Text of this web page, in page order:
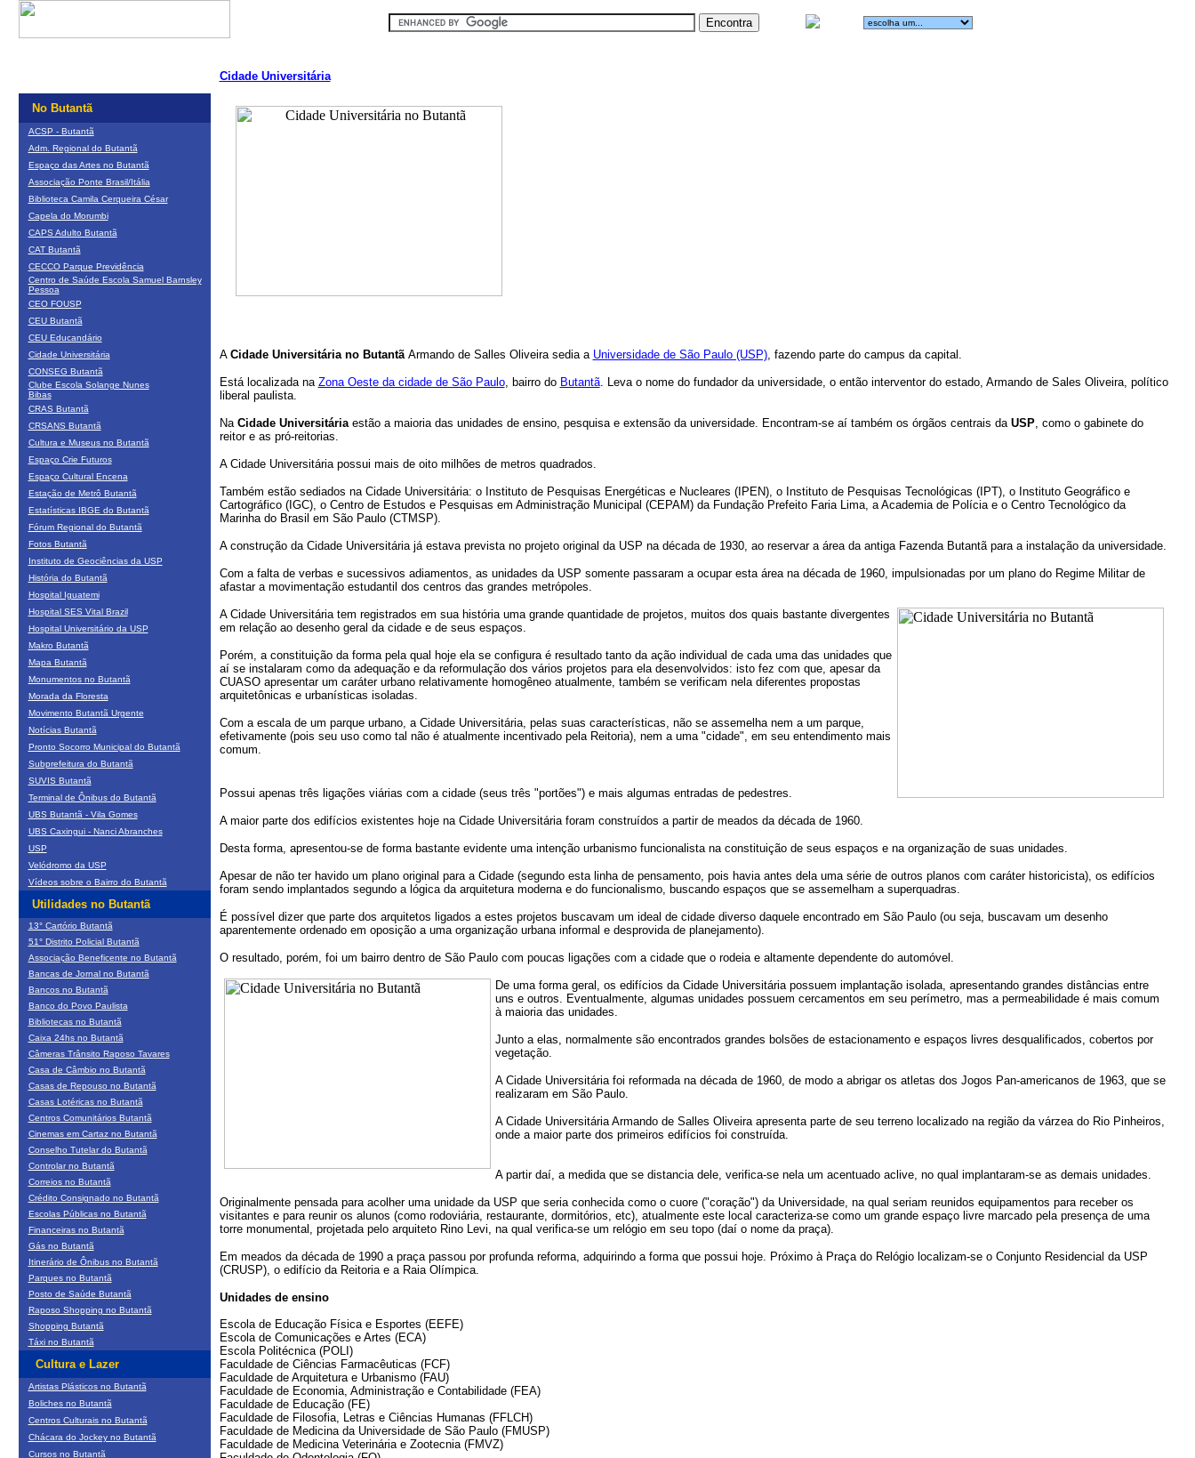
No Butantã
ACSP - Butantã
Adm. Regional do Butantã
Espaço das Artes no Butantã
Associação Ponte Brasil/Itália
Biblioteca Camila Cerqueira César
Capela do Morumbi
CAPS Adulto Butantã
CAT Butantã
CECCO Parque Previdência
Centro de Saúde Escola Samuel Barnsley
Pessoa
CEO FOUSP
CEU Butantã
CEU Educandário
Cidade Universitária
CONSEG Butantã
Clube Escola Solange Nunes
Bibas
CRAS Butantã
CRSANS Butantã
Cultura e Museus no Butantã
Espaço Crie Futuros
Espaço Cultural Encena
Estação de Metrô Butantã
Estatísticas IBGE do Butantã
Fórum Regional do Butantã
Fotos Butantã
Instituto de Geociências da USP
História do Butantã
Hospital Iguatemi
Hospital SES Vital Brazil
Hospital Universitário da USP
Makro Butantã
Mapa Butantã
Monumentos no Butantã
Morada da Floresta
Movimento Butantã Urgente
Notícias Butantã
Pronto Socorro Municipal do Butantã
Subprefeitura do Butantã
SUVIS Butantã
Terminal de Ônibus do Butantã
UBS Butantã - Vila Gomes
UBS Caxingui - Nanci Abranches
USP
Velódromo da USP
Vídeos sobre o Bairro do Butantã
Utilidades no Butantã
13° Cartório Butantã
51° Distrito Policial Butantã
Associação Beneficente no Butantã
Bancas de Jornal no Butantã
Bancos no Butantã
Banco do Povo Paulista
Bibliotecas no Butantã
Caixa 24hs no Butantã
Câmeras Trânsito Raposo Tavares
Casa de Câmbio no Butantã
Casas de Repouso no Butantã
Casas Lotéricas no Butantã
Centros Comunitários Butantã
Cinemas em Cartaz no Butantã
Conselho Tutelar do Butantã
Controlar no Butantã
Correios no Butantã
Crédito Consignado no Butantã
Escolas Públicas no Butantã
Financeiras no Butantã
Gás no Butantã
Itinerário de Ônibus no Butantã
Parques no Butantã
Posto de Saúde Butantã
Raposo Shopping no Butantã
Shopping Butantã
Táxi no Butantã
Cultura e Lazer
Artistas Plásticos no Butantã
Boliches no Butantã
Centros Culturais no Butantã
Chácara do Jockey no Butantã
Cursos no Butantã
Cidade Universitária
A Cidade Universitária no Butantã Armando de Salles Oliveira sedia a Universidade de São Paulo (USP), fazendo parte do campus da capital.
Está localizada na Zona Oeste da cidade de São Paulo, bairro do Butantã. Leva o nome do fundador da universidade, o então interventor do estado, Armando de Sales Oliveira, político
liberal paulista.
Na Cidade Universitáriaestão a maioria das unidades de ensino, pesquisa e extensão da universidade. Encontram-se aí também os órgãos centrais da USP, como o gabinete do
reitor e as pró-reitorias.
A Cidade Universitária possui mais de oito milhões de metros quadrados.
Também estão sediados na Cidade Universitária: o Instituto de Pesquisas Energéticas e Nucleares (IPEN), o Instituto de Pesquisas Tecnológicas (IPT), o Instituto Geográfico e
Cartográfico (IGC), o Centro de Estudos e Pesquisas em Administração Municipal (CEPAM) da Fundação Prefeito Faria Lima, a Academia de Polícia e o Centro Tecnológico da
Marinha do Brasil em São Paulo (CTMSP).
A construção da Cidade Universitária já estava prevista no projeto original da USP na década de 1930, ao reservar a área da antiga Fazenda Butantã para a instalação da universidade.
Com a falta de verbas e sucessivos adiamentos, as unidades da USP somente passaram a ocupar esta área na década de 1960, impulsionadas por um plano do Regime Militar de
afastar a movimentação estudantil dos centros das grandes metrópoles.
A Cidade Universitária tem registrados em sua história uma grande quantidade de projetos, muitos dos quais bastante divergentes
em relação ao desenho geral da cidade e de seus espaços.
Porém, a constituição da forma pela qual hoje ela se configura é resultado tanto da ação individual de cada uma das unidades que
aí se instalaram como da adequação e da reformulação dos vários projetos para ela desenvolvidos: isto fez com que, apesar da
CUASO apresentar um caráter urbano relativamente homogêneo atualmente, também se verificam nela diferentes propostas
arquitetônicas e urbanísticas isoladas.
Com a escala de um parque urbano, a Cidade Universitária, pelas suas características, não se assemelha nem a um parque,
efetivamente (pois seu uso como tal não é atualmente incentivado pela Reitoria), nem a uma "cidade", em seu entendimento mais
comum.
Possui apenas três ligações viárias com a cidade (seus três "portões") e mais algumas entradas de pedestres.
A maior parte dos edifícios existentes hoje na Cidade Universitária foram construídos a partir de meados da década de 1960.
Desta forma, apresentou-se de forma bastante evidente uma intenção urbanismo funcionalista na constituição de seus espaços e na organização de suas unidades.
Apesar de não ter havido um plano original para a Cidade (segundo esta linha de pensamento, pois havia antes dela uma série de outros planos com caráter historicista), os edifícios
foram sendo implantados segundo a lógica da arquitetura moderna e do funcionalismo, buscando espaços que se assemelham a superquadras.
É possível dizer que parte dos arquitetos ligados a estes projetos buscavam um ideal de cidade diverso daquele encontrado em São Paulo (ou seja, buscavam um desenho
aparentemente ordenado em oposição a uma organização urbana informal e desprovida de planejamento).
O resultado, porém, foi um bairro dentro de São Paulo com poucas ligações com a cidade que o rodeia e altamente dependente do automóvel.
De uma forma geral, os edifícios da Cidade Universitária possuem implantação isolada, apresentando grandes distâncias entre
uns e outros. Eventualmente, algumas unidades possuem cercamentos em seu perímetro, mas a permeabilidade é mais comum
à maioria das unidades.
Junto a elas, normalmente são encontrados grandes bolsões de estacionamento e espaços livres desqualificados, cobertos por
vegetação.
A Cidade Universitária foi reformada na década de 1960, de modo a abrigar os atletas dos Jogos Pan-americanos de 1963, que se
realizaram em São Paulo.
A Cidade Universitária Armando de Salles Oliveira apresenta parte de seu terreno localizado na região da várzea do Rio Pinheiros,
onde a maior parte dos primeiros edifícios foi construída.
A partir daí, a medida que se distancia dele, verifica-se nela um acentuado aclive, no qual implantaram-se as demais unidades.
Originalmente pensada para acolher uma unidade da USP que seria conhecida como o cuore ("coração") da Universidade, na qual seriam reunidos equipamentos para receber os
visitantes e para reunir os alunos (como rodoviária, restaurante, dormitórios, etc), atualmente este local caracteriza-se como um grande espaço livre marcado pela presença de uma
torre monumental, projetada pelo arquiteto Rino Levi, na qual verifica-se um relógio em seu topo (daí o nome da praça).
Em meados da década de 1990 a praça passou por profunda reforma, adquirindo a forma que possui hoje. Próximo à Praça do Relógio localizam-se o Conjunto Residencial da USP
(CRUSP), o edifício da Reitoria e a Raia Olímpica.
Unidades de ensino
Escola de Educação Física e Esportes (EEFE)
Escola de Comunicações e Artes (ECA)
Escola Politécnica (POLI)
Faculdade de Ciências Farmacêuticas (FCF)
Faculdade de Arquitetura e Urbanismo (FAU)
Faculdade de Economia, Administração e Contabilidade (FEA)
Faculdade de Educação (FE)
Faculdade de Filosofia, Letras e Ciências Humanas (FFLCH)
Faculdade de Medicina da Universidade de São Paulo (FMUSP)
Faculdade de Medicina Veterinária e Zootecnia (FMVZ)